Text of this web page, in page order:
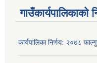
गाउँकार्यपालिकाको
कार्यपालिका निर्णय: २०७८